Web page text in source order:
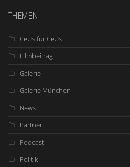
THEMEN
CeUs für CeUs
Filmbeitrag
Galerie
Galerie München
News
Partner
Podcast
Politik